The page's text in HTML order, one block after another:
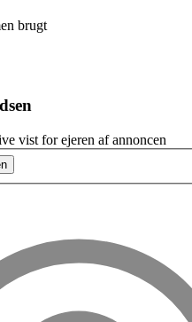
brugt
vist for ejeren af annoncen